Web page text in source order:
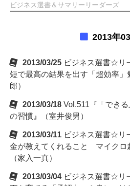
ビジネス選書＆サマリーリーダーズ
2013年
2013/03/25 ビジネス選書☆リ
短で最高の結果を出す「超効率」
郎）
2013/03/18 Vol.511『「できる
の習慣』（室井俊男）
2013/03/11 ビジネス選書☆リ
金が教えてくれること マイクロ
（家入一真）
2013/03/04 ビジネス選書☆リ